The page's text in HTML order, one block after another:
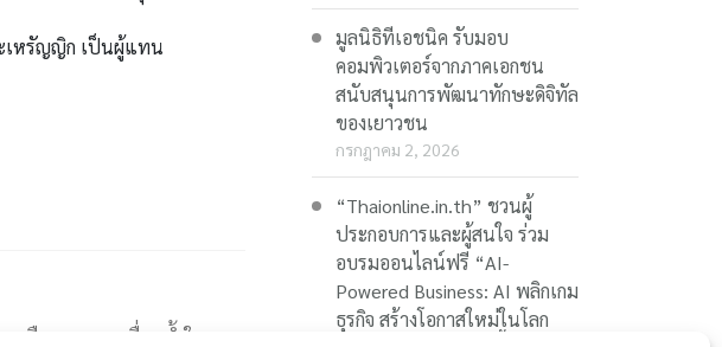
เหรัญญิก เป็นผู้แทน
ตือนความเหลื่อมล้ำในยุค
มูลนิธิทีเอชนิค รับมอบ
คอมพิวเตอร์จากภาคเอกชน
สนับสนุนการพัฒนาทักษะดิจิทัล
ของเยาวชน
กรกฎาคม 2, 2026
“Thaionline.in.th” ชวนผู้
ประกอบการและผู้สนใจ ร่วม
อบรมออนไลน์ฟรี “AI-
Powered Business: AI พลิกเกม
ธุรกิจ สร้างโอกาสใหม่ในโลก